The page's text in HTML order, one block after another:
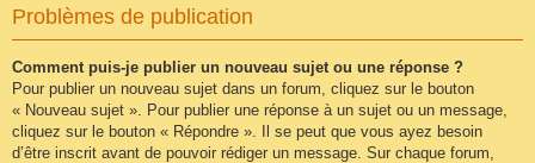
Problèmes de publication
Comment puis-je publier un nouveau sujet ou une réponse ?
Pour publier un nouveau sujet dans un forum, cliquez sur le bouton
« Nouveau sujet ». Pour publier une réponse à un sujet ou un message,
cliquez sur le bouton « Répondre ». Il se peut que vous ayez besoin
d’être inscrit avant de pouvoir rédiger un message. Sur chaque forum,